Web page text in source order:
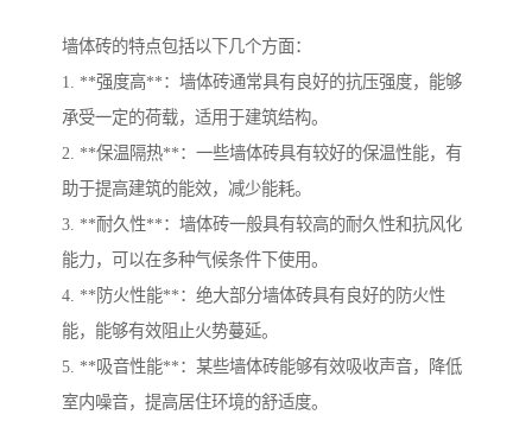
墙体砖的特点包括以下几个方面：
1. **强度高**：墙体砖通常具有良好的抗压强度，能够
承受一定的荷载，适用于建筑结构。
2. **保温隔热**：一些墙体砖具有较好的保温性能，有
助于提高建筑的能效，减少能耗。
3. **耐久性**：墙体砖一般具有较高的耐久性和抗风化
能力，可以在多种气候条件下使用。
4. **防火性能**：绝大部分墙体砖具有良好的防火性
能，能够有效阻止火势蔓延。
5. **吸音性能**：某些墙体砖能够有效吸收声音，降低
室内噪音，提高居住环境的舒适度。